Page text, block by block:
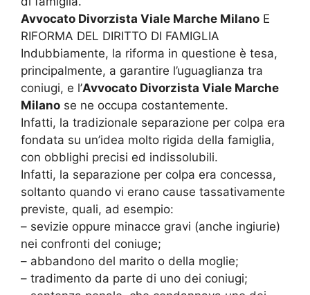
Avvocato Divorzista Viale Marche Milano E
RIFORMA DEL DIRITTO DI FAMIGLIA
Indubbiamente, la riforma in questione è tesa,
principalmente, a garantire l’uguaglianza tra
coniugi, e l’Avvocato Divorzista Viale Marche
Milano se ne occupa costantemente.
Infatti, la tradizionale separazione per colpa era
fondata su un’idea molto rigida della famiglia,
con obblighi precisi ed indissolubili.
Infatti, la separazione per colpa era concessa,
soltanto quando vi erano cause tassativamente
previste, quali, ad esempio:
– sevizie oppure minacce gravi (anche ingiurie)
nei confronti del coniuge;
– abbandono del marito o della moglie;
– tradimento da parte di uno dei coniugi;